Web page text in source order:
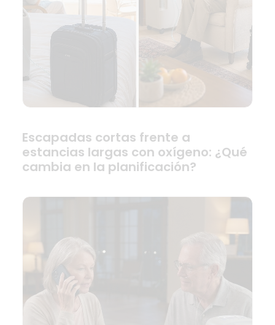
Escapadas cortas frente a
estancias largas con oxígeno: ¿Qué
cambia en la planificación?